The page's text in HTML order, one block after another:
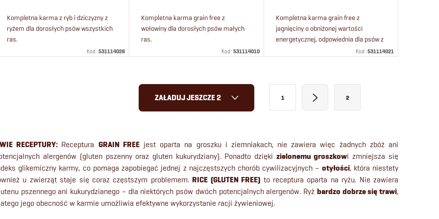
Kompletna karma z ryb i dziczyzny z
ryżem dla dorosłych psów wszystkich
ras.
Kod :531114026
Kompletna karma grain free z
wołowiny dla dorosłych psów małych
ras.
Kod :531114010
Kompletna karma grain free z
jagnięciny o obniżonej wartości
energetycznej, odpowiednia dla psów z
Kod :531114021
ZAŁADUJ JESZCZE 2
a
n
a
c
j
1 2
RECEPTURY: Receptura GRAIN FREEjest oparta na groszku i ziemniakach, nie zawiera więc żadnych zbóż ani
alergenów (gluten pszenny oraz gluten kukurydziany). Ponadto dzięki zielonemu groszkowi zmniejsza się
glikemiczny karmy, co pomaga zapobiegać jednej z najczęstszych chorób cywilizacyjnych – otyłości, która niestety
u zwierząt staje się coraz częstszym problemem. RICE (GLUTEN FREE) to receptura oparta na ryżu. Nie zawiera
pszennego ani kukurydzianego – dla niektórych psów dwóch potencjalnych alergenów. Ryż bardzo dobrze się trawi,
jego obecność w karmie umożliwia efektywne wykorzystanie racji żywieniowej.